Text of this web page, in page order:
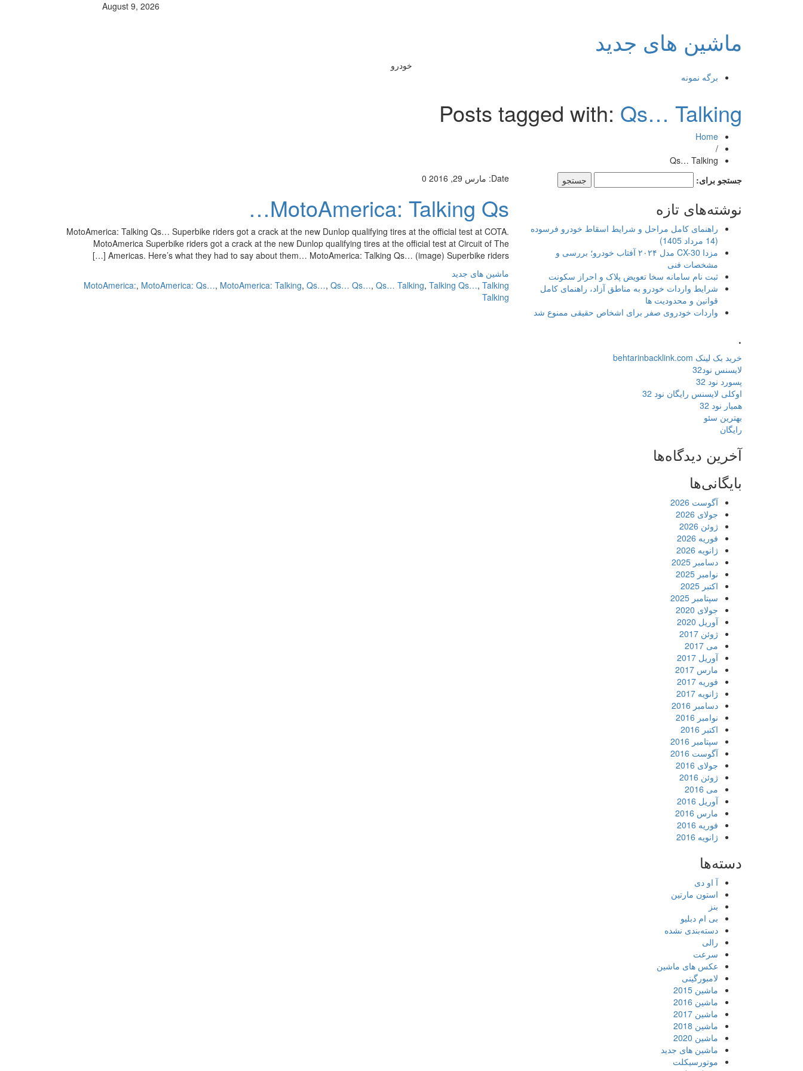
August 9, 2026
ماشین های جدید
خودرو
برگه نمونه
Posts tagged with: Qs… Talking
Home
/
Qs… Talking
Date: مارس 29, 2016 0
MotoAmerica: Talking Qs…
MotoAmerica: Talking Qs… Superbike riders got a crack at the new Dunlop qualifying tires at the official test at COTA.
MotoAmerica Superbike riders got a crack at the new Dunlop qualifying tires at the official test at Circuit of The
Americas. Here’s what they had to say about them… MotoAmerica: Talking Qs… (image) Superbike riders […]
ماشین های جدید
MotoAmerica:, MotoAmerica: Qs…, MotoAmerica: Talking, Qs…, Qs… Qs…, Qs… Talking, Talking Qs…, Talking
Talking
جستجو برای:
نوشته‌های تازه
راهنمای کامل مراحل و شرایط اسقاط خودرو فرسوده
(14 مرداد 1405)
مزدا CX-30 مدل ۲۰۲۴ آفتاب خودرو؛ بررسی و
مشخصات فنی
ثبت نام سامانه سخا تعویض پلاک و احراز سکونت
شرایط واردات خودرو به مناطق آزاد، راهنمای کامل
قوانین و محدودیت ها
واردات خودروی صفر برای اشخاص حقیقی ممنوع شد
.
خرید بک لینک behtarinbacklink.com
لایسنس نود32
پسورد نود 32
اوکلی لایسنس رایگان نود 32
همیار نود 32
بهترین سئو
رایگان
آخرین دیدگاه‌ها
بایگانی‌ها
آگوست 2026
جولای 2026
ژوئن 2026
فوریه 2026
ژانویه 2026
دسامبر 2025
نوامبر 2025
اکتبر 2025
سپتامبر 2025
جولای 2020
آوریل 2020
ژوئن 2017
می 2017
آوریل 2017
مارس 2017
فوریه 2017
ژانویه 2017
دسامبر 2016
نوامبر 2016
اکتبر 2016
سپتامبر 2016
آگوست 2016
جولای 2016
ژوئن 2016
می 2016
آوریل 2016
مارس 2016
فوریه 2016
ژانویه 2016
دسته‌ها
آ او دی
استون مارتین
بنز
بی ام دبلیو
دسته‌بندی نشده
رالی
سرعت
عکس های ماشین
لامبورگینی
ماشین 2015
ماشین 2016
ماشین 2017
ماشین 2018
ماشین 2020
ماشین های جدید
موتورسیکلت